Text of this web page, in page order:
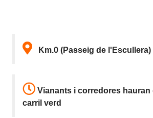
Km.0 (Passeig de l'Escullera)
Vianants i corredores hauran
carril verd